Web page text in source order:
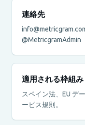
連絡先
@MetricgramAdmin
適用される枠組み
スペイン法、EU デ
ービス規則。